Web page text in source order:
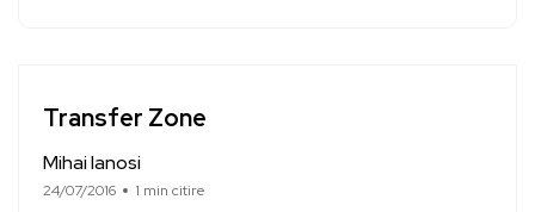
Transfer Zone
Mihai Ianosi
24/07/2016 1 min citire